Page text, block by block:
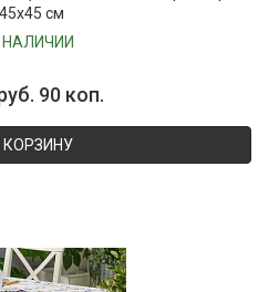
45х45 см
НАЛИЧИИ
90 коп.
КОРЗИНУ